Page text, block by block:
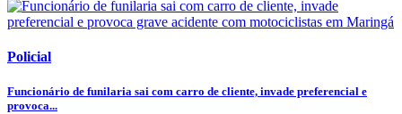
Policial
Funcionário de funilaria sai com carro de cliente, invade preferencial e
provoca...